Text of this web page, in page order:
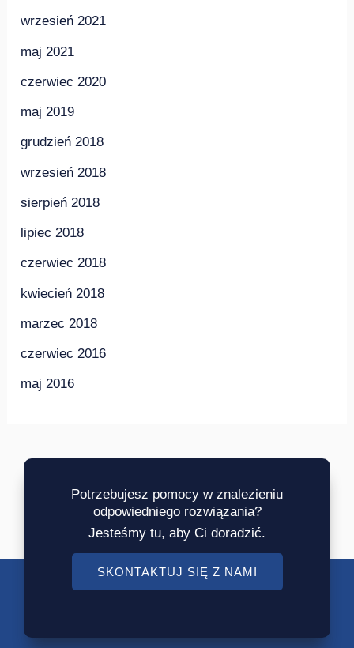
wrzesień 2021
maj 2021
czerwiec 2020
maj 2019
grudzień 2018
wrzesień 2018
sierpień 2018
lipiec 2018
czerwiec 2018
kwiecień 2018
marzec 2018
czerwiec 2016
maj 2016
Potrzebujesz pomocy w znalezieniu
odpowiedniego rozwiązania?
Jesteśmy tu, aby Ci doradzić.
SKONTAKTUJ SIĘ Z NAMI